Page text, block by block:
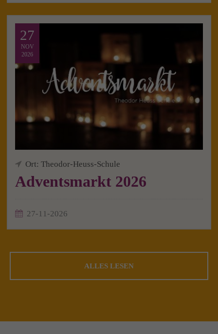
27
NOV
2026
Ort: Theodor-Heuss-Schule
Adventsmarkt 2026
27-11-2026
ALLES LESEN